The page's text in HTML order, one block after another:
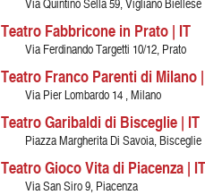
Teatro Fabbricone in Prato | IT
Via Ferdinando Targetti 10/12, Prato
Teatro Franco Parenti di Milano
Via Pier Lombardo 14 , Milano
Teatro Garibaldi di Bisceglie | IT
Piazza Margherita Di Savoia, Bisceglie
Teatro Gioco Vita di Piacenza | IT
Via San Siro 9, Piacenza